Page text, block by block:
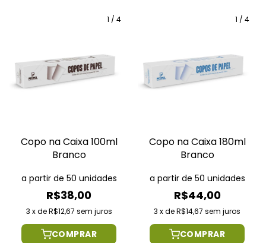
1 / 4
Copo na Caixa 100ml
Branco
R$38,00
3 xdeR$12,67 sem juros
a partir de 50 unidades
COMPRAR
1 / 4
Copo na Caixa 180ml
Branco
R$44,00
3 xdeR$14,67 sem juros
a partir de 50 unidades
COMPRAR